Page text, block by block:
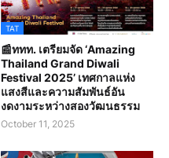
TAT
📰ททท. เตรียมจัด ‘Amazing
Thailand Grand Diwali
Festival 2025’ เทศกาลแห่ง
แสงสีและความสัมพันธ์อัน
งดงามระหว่างสองวัฒนธรรม
October 11, 2025